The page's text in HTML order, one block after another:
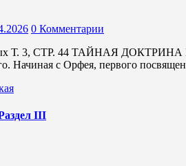
0 Комментарии
Начиная с Орфея, первого
III